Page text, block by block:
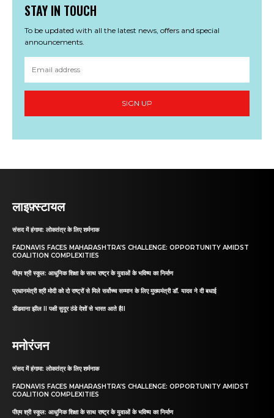
STAY IN TOUCH
To be updated with all the latest news, offers and special
announcements.
SIGN UP
लाइफ़्स्टायल
संसद में हंगामा: लोकतंत्र के लिए शर्मनाक
FADNAVIS FACES MAHARASHTRA’S CHALLENGE: OPPORTUNITY AMIDST
COALITION COMPLEXITIES
पीएम श्री स्कूल: आधुनिक शिक्षा के साथ राष्ट्र के युवाओं के भविष्य का निर्माण
प्रधानमंत्री श्री मोदी को दो राष्ट्रों से मिले सर्वोच्च सम्मान के लिए मुख्यमंत्री डॉ. यादव ने दी बधाई
डीडवाना झील II पक्षी सुदूर ठंडे देशों से भारत आते हैII
मनोरंजन
संसद में हंगामा: लोकतंत्र के लिए शर्मनाक
FADNAVIS FACES MAHARASHTRA’S CHALLENGE: OPPORTUNITY AMIDST
COALITION COMPLEXITIES
पीएम श्री स्कूल: आधुनिक शिक्षा के साथ राष्ट्र के युवाओं के भविष्य का निर्माण